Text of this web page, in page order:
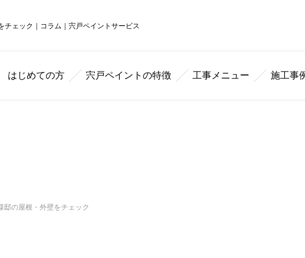
ェック｜コラム｜宍戸ペイントサービス
はじめての方 宍戸ペイントの特徴 工事メニュー 施工事
邸の屋根・外壁をチェック